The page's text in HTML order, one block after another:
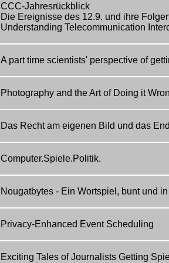
CCC-Jahresrückblick
Die Ereignisse des 12.9. und ihre
Understanding Telecommunication
A part time scientists' perspective of
Photography and the Art of Doing it
Das Recht am eigenen Bild und das
Computer.Spiele.Politik.
Nougatbytes - Ein Wortspiel, bunt und
Privacy-Enhanced Event Scheduling
Exciting Tales of Journalists Getting